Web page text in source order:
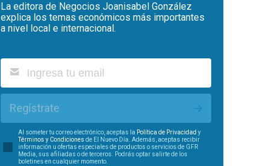
La editora de Negocios Joanisabel González
explica los temas económicos más importantes
a nivel local e internacional.
Regístrate
Al someter tu correo electrónico, aceptas la Política de Privacidad y
Términos y Condiciones de El Nuevo Día. Además, aceptas recibir
información u ofertas especiales de productos o servicios de GFR
Media, sus afiliadas o de terceros. Podrás optar salirte de los
boletines en cualquier momento.